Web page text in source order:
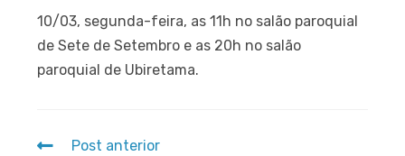
10/03, segunda-feira, as 11h no salão paroquial
de Sete de Setembro e as 20h no salão
paroquial de Ubiretama.
Post anterior